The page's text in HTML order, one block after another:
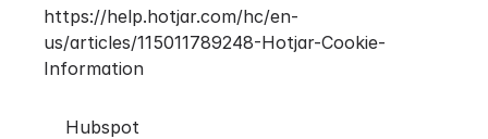
https://help.hotjar.com/hc/en-
us/articles/115011789248-Hotjar-Cookie-
Information
Hubspot